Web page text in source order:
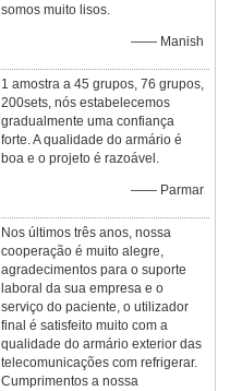
somos muito lisos.
—— Manish
1 amostra a 45 grupos, 76 grupos,
200sets, nós estabelecemos
gradualmente uma confiança
forte. A qualidade do armário é
boa e o projeto é razoável.
—— Parmar
Nos últimos três anos, nossa
cooperação é muito alegre,
agradecimentos para o suporte
laboral da sua empresa e o
serviço do paciente, o utilizador
final é satisfeito muito com a
qualidade do armário exterior das
telecomunicações com refrigerar.
Cumprimentos a nossa